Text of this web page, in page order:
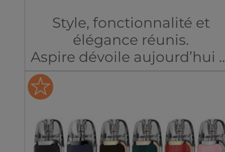
design compact, un LED
intelligent et une
expérience proche de la
cigarette classique.
Style, fonctionnalité et
élégance réunis.
Aspire dévoile aujourd’hui
Pixo Max, un pod refillable
nouvelle génération qui
polyvalence et autonomie
extrême.